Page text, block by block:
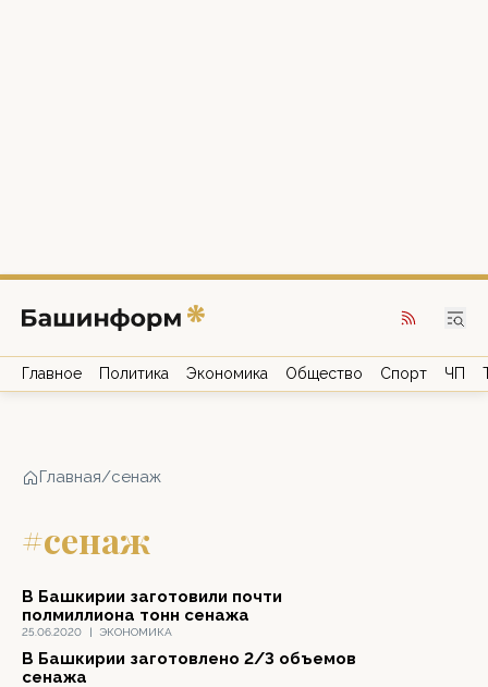
Главное Политика Экономика Общество Спорт ЧП
Главная/сенаж
#сенаж
25.06.2020 | ЭКОНОМИКА
В Башкирии заготовили почти
полмиллиона тонн сенажа
В Башкирии заготовлено 2/3 объемов
сенажа